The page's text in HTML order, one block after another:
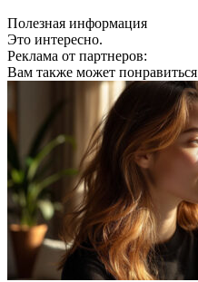
Полезная информация
Это интересно.
Реклама от партнеров:
Вам также может понравиться